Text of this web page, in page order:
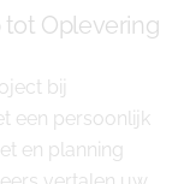
tot Oplevering
bij
een persoonlijk
en planning